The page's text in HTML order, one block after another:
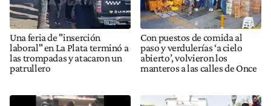
Una feria de "inserción
laboral" en La Plata terminó a
las trompadas y atacaron un
patrullero
Con puestos de comida al
paso y verdulerías ‘a cielo
abierto’, volvieron los
manteros a las calles de Once